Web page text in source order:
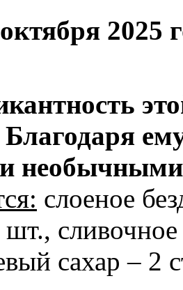
2025
слоеное
сахар – 2